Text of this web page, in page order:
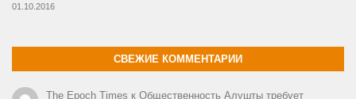
01.10.2016
СВЕЖИЕ КОММЕНТАРИИ
The Epoch Times к Общественность Алушты требует